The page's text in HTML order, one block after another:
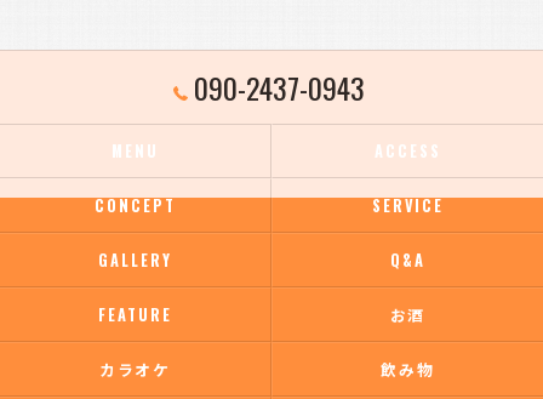
090-2437-0943
MENU ACCESS
CONCEPT SERVICE
GALLERY Q&A
FEATURE お酒
カラオケ 飲み物